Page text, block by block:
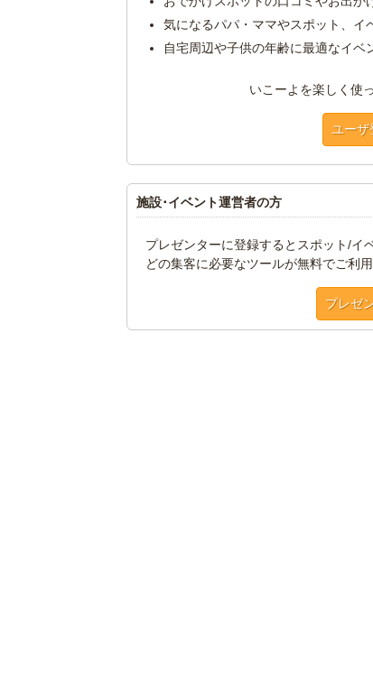
気になるパパ・ママやスポット、イ
自宅周辺や子供の年齢に最適なイベ
いこーよを楽しく使
ユーザ
施設･イベント運営者の方
プレゼンターに登録するとスポット/イ
どの集客に必要なツールが無料でご利用
プレゼ